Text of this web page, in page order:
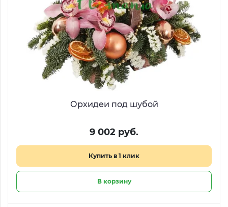
Орхидеи под шубой
9 002 руб.
Купить в 1 клик
В корзину